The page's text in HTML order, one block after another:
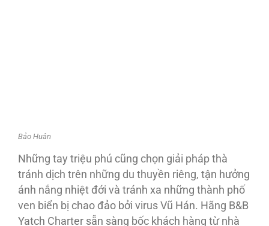
Bảo Huân
Những tay triệu phú cũng chọn giải pháp thà
tránh dịch trên những du thuyền riêng, tận hưởng
ánh nắng nhiệt đới và tránh xa những thành phố
ven biển bị chao đảo bởi virus Vũ Hán. Hãng B&B
Yatch Charter sẵn sàng bốc khách hàng từ nhà